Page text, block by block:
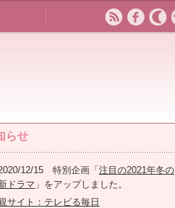
らせ
12/15 特別企画「 注目の2021年冬の
ドラマ 」をアップしました。
サイト：テレビる毎日